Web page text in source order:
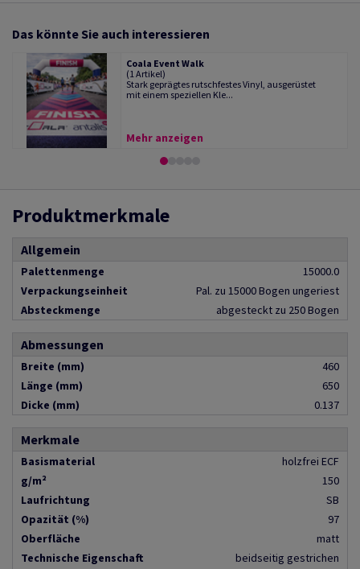
Das könnte Sie auch interessieren
Coala Event Walk
(1 Artikel)
Stark geprägtes rutschfestes Vinyl, ausgerüstet
mit einem speziellen Kle...
Mehr anzeigen
Produktmerkmale
Allgemein
Palettenmenge
15000.0
Verpackungseinheit
Pal. zu 15000 Bogen ungeriest
Absteckmenge
abgesteckt zu 250 Bogen
Abmessungen
Breite (mm)
460
Länge (mm)
650
Dicke (mm)
0.137
Merkmale
Basismaterial
holzfrei ECF
g/m²
150
Laufrichtung
SB
Opazität (%)
97
Oberfläche
matt
Technische Eigenschaft
beidseitig gestrichen